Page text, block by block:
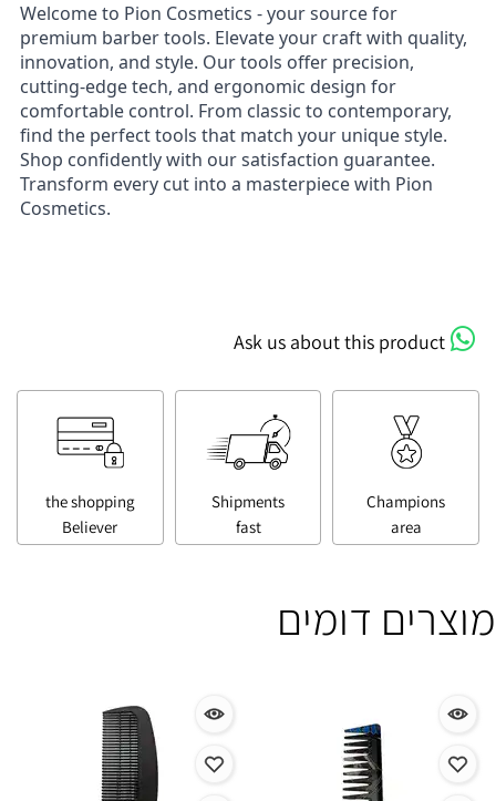
Welcome to Pion Cosmetics - your source for
premium barber tools. Elevate your craft with quality,
innovation, and style. Our tools offer precision,
cutting-edge tech, and ergonomic design for
comfortable control. From classic to contemporary,
find the perfect tools that match your unique style.
Shop confidently with our satisfaction guarantee.
Transform every cut into a masterpiece with Pion
Cosmetics.
Ask us about this product
Champions
area
Shipments
fast
the shopping
Believer
מוצרים דומים